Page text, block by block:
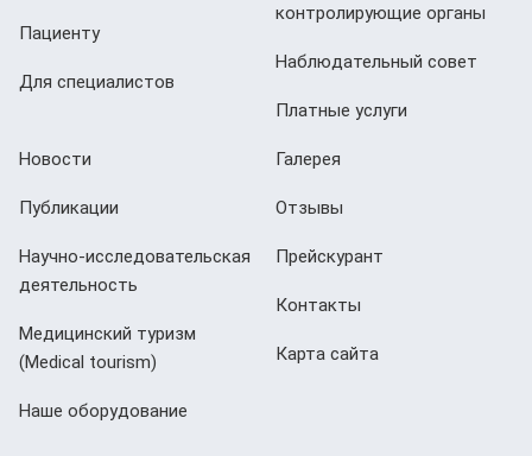
Пациенту
Для специалистов
контролирующие органы
Наблюдательный совет
Платные услуги
Новости
Публикации
Научно-исследовательская
деятельность
Медицинский туризм
(Мedical tourism)
Наше оборудование
Галерея
Отзывы
Прейскурант
Контакты
Карта сайта